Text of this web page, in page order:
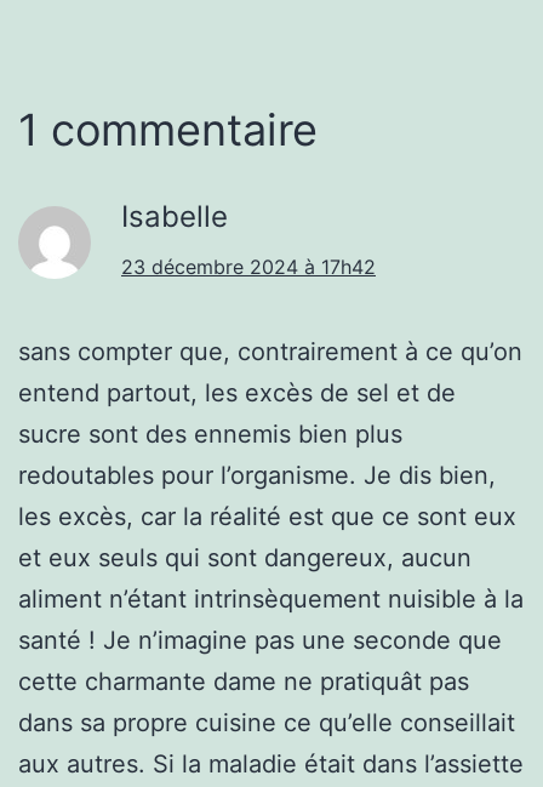
1 commentaire
Isabelle
23 décembre 2024 à 17h42
sans compter que, contrairement à ce qu’on
entend partout, les excès de sel et de
sucre sont des ennemis bien plus
redoutables pour l’organisme. Je dis bien,
les excès, car la réalité est que ce sont eux
et eux seuls qui sont dangereux, aucun
aliment n’étant intrinsèquement nuisible à la
santé ! Je n’imagine pas une seconde que
cette charmante dame ne pratiquât pas
dans sa propre cuisine ce qu’elle conseillait
aux autres. Si la maladie était dans l’assiette